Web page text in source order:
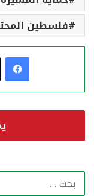
فلسطين
فيسبوك